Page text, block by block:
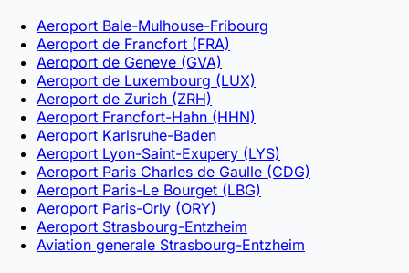
Aeroport Bale-Mulhouse-Fribourg
Aeroport de Francfort (FRA)
Aeroport de Geneve (GVA)
Aeroport de Luxembourg (LUX)
Aeroport de Zurich (ZRH)
Aeroport Francfort-Hahn (HHN)
Aeroport Karlsruhe-Baden
Aeroport Lyon-Saint-Exupery (LYS)
Aeroport Paris Charles de Gaulle (CDG)
Aeroport Paris-Le Bourget (LBG)
Aeroport Paris-Orly (ORY)
Aeroport Strasbourg-Entzheim
Aviation generale Strasbourg-Entzheim